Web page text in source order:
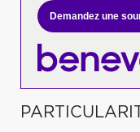
Demandez une